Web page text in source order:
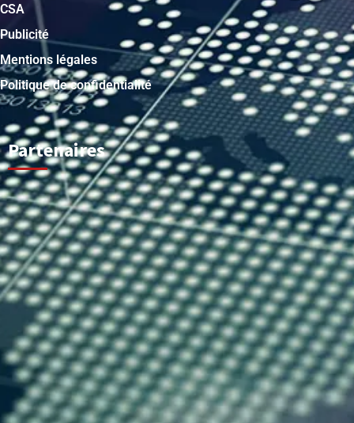
CSA
Publicité
Mentions légales
Politique de confidentialité
Partenaires